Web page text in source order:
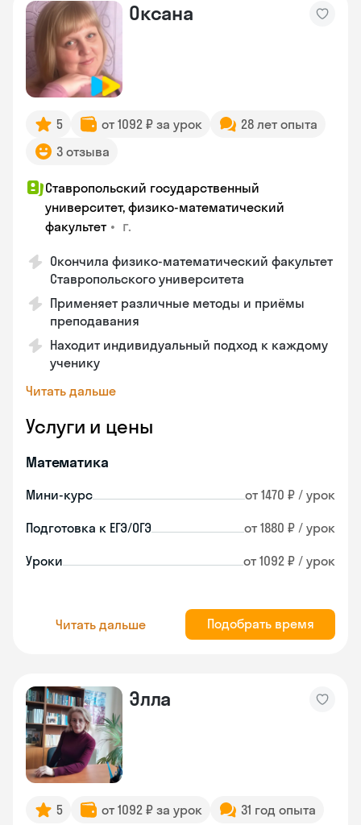
Оксана
5 от 1092 ₽ за урок
28 лет опыта
3 отзыва
Ставропольский государственный
университет, физико-математический
факультет • г.
Окончила физико-математический факультет
Ставропольского университета
Применяет различные методы и приёмы
преподавания
Находит индивидуальный подход к каждому
ученику
Читать дальше
Услуги и цены
Математика
Мини-курс от 1470 ₽ / урок
Подготовка к ЕГЭ/ОГЭ от 1880 ₽ / урок
Уроки от 1092 ₽ / урок
Читать дальше Подобрать время
Элла
5 от 1092 ₽ за урок 31 год опыта